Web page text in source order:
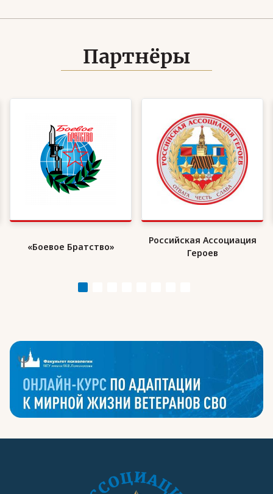
Партнёры
«Боевое Братство»
Российская Ассоциация
Героев